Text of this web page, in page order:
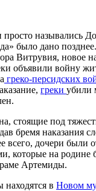
просто назывались
было дано
Витрувия, новое
объявили войну
греко-персидских
греки убили
стоящие под
бремя наказания
всего, дочери были
которые на родине
Артемиды.
находятся в Новом